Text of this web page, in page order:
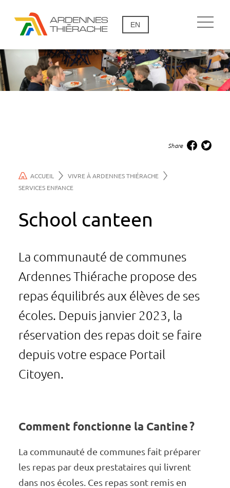
EN
School canteen
La commu­nauté de communes
Ardennes Thié­rache propose des
repas équi­li­brés aux élèves de ses
écoles. Depuis janvier 2023, la
réser­va­tion des repas doit se faire
depuis votre espace Portail
Citoyen.
Share
ACCUEIL
VIVRE À ARDENNES THIÉRACHE
SERVICES ENFANCE
Comment fonc­­­­­­­­­tionne la Cantine ?
La commu­­­­­­­nauté de communes fait prépa­­­­­­­rer
les repas par deux pres­­­­­­­ta­­­­­­­taires qui livrent
dans nos écoles. Ces repas sont remis en